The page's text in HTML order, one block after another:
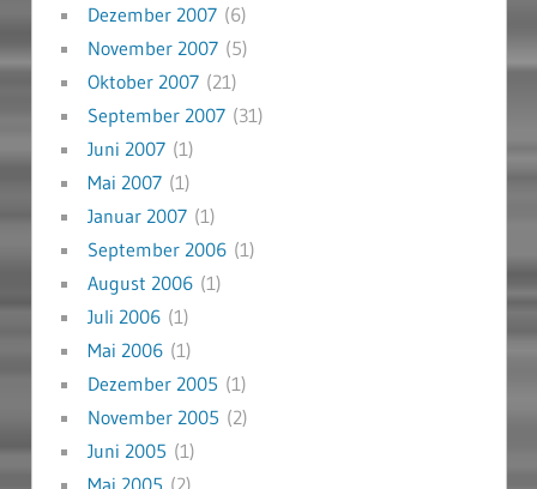
Dezember 2007(6)
November 2007(5)
Oktober 2007(21)
September 2007(31)
Juni 2007(1)
Mai 2007(1)
Januar 2007(1)
September 2006(1)
August 2006(1)
Juli 2006(1)
Mai 2006(1)
Dezember 2005 (1)
November 2005 (2)
Juni 2005 (1)
Mai 2005 (2)